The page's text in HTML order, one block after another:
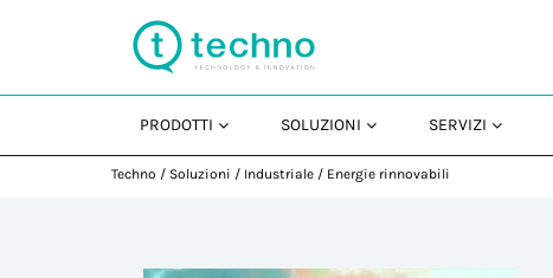
PRODOTTI SOLUZIONI SERVIZI
Techno / Soluzioni / Industriale / Energie rinnovabili